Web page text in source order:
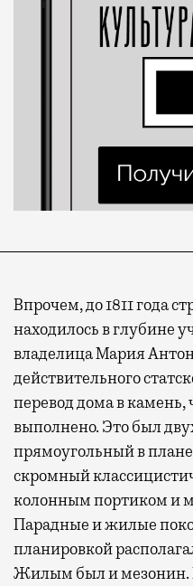
Впрочем, до 1811 года
находилось в глубине
владелица Мария
действительного
перевод дома в камень,
выполнено. Это был
прямоугольный в
скромный
колонным портиком и
Парадные и жилые
планировкой
Жилым был и мезонин.